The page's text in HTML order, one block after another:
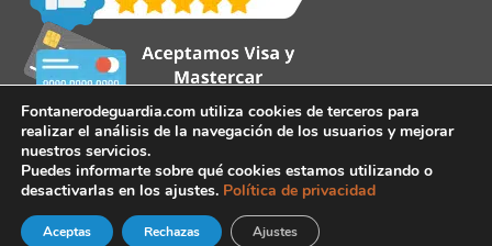
Fontanerodeguardia.com utiliza cookies de terceros para
realizar el análisis de la navegación de los usuarios y mejorar
nuestros servicios.
Puedes informarte sobre qué cookies estamos utilizando o
desactivarlas en los ajustes. Política de privacidad
Aceptas Rechazas Ajustes
Teléfono 24 horas